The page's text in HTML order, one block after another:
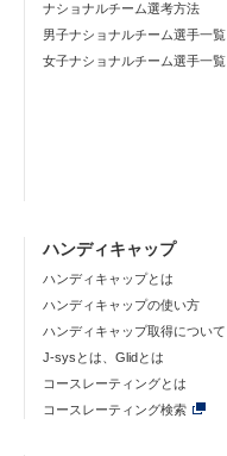
ナショナルチーム選考方法
男子ナショナルチーム選手一覧
女子ナショナルチーム選手一覧
ハンディキャップ
ハンディキャップとは
ハンディキャップの使い方
ハンディキャップ取得について
J-sysとは、Glidとは
コースレーティングとは
コースレーティング検索